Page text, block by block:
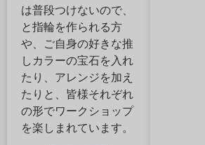
は普段つけないので、
と指輪を作られる方
や、ご自身の好きな推
しカラーの宝石を入れ
たり、アレンジを加え
たりと、皆様それぞれ
の形でワークショップ
を楽しまれています。